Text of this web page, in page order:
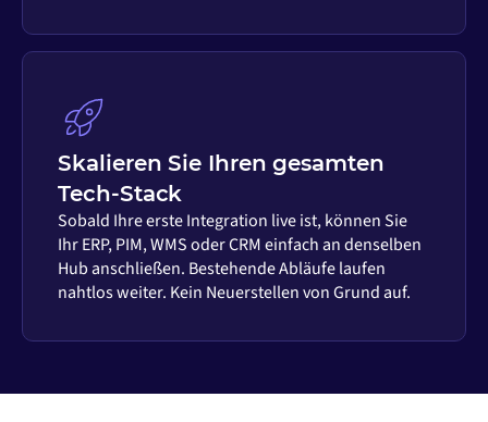
Skalieren Sie Ihren gesamten
Tech-Stack
Sobald Ihre erste Integration live ist, können Sie
Ihr ERP, PIM, WMS oder CRM einfach an denselben
Hub anschließen. Bestehende Abläufe laufen
nahtlos weiter. Kein Neuerstellen von Grund auf.